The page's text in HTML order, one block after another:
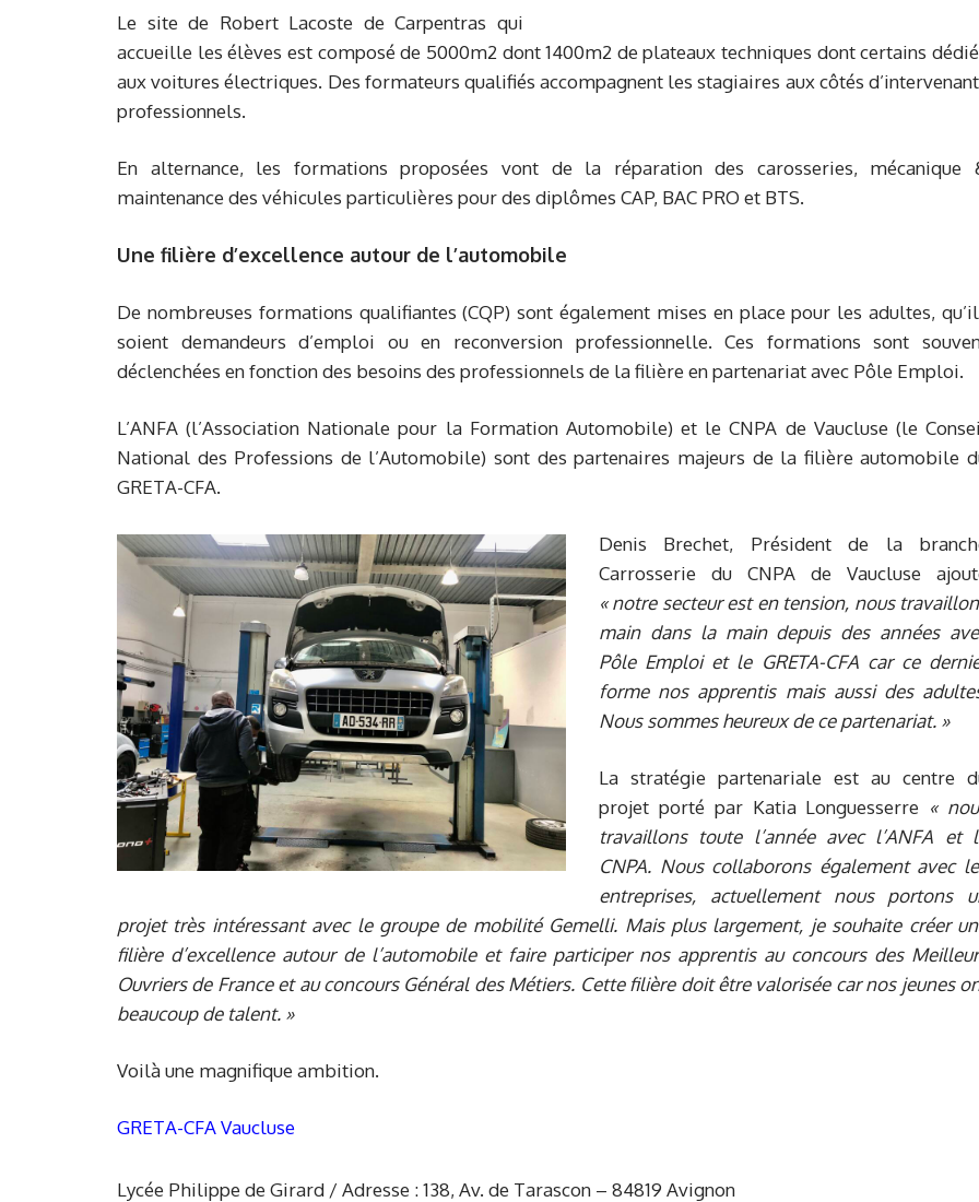
Le site de Robert Lacoste de Carpentras qui
accueille les élèves est composé de 5000m2 dont 1400m2 de plateaux techniques dont certains
aux voitures électriques. Des formateurs qualifiés accompagnent les stagiaires aux côtés
professionnels.
En alternance, les formations proposées vont de la réparation des carosseries, mécanique
maintenance des véhicules particulières pour des diplômes CAP, BAC PRO et BTS.
Une filière d’excellence autour de l’automobile
De nombreuses formations qualifiantes (CQP) sont également mises en place pour les adultes,
soient demandeurs d’emploi ou en reconversion professionnelle. Ces formations sont
déclenchées en fonction des besoins des professionnels de la filière en partenariat avec Pôle Emploi.
L’ANFA (l’Association Nationale pour la Formation Automobile) et le CNPA de Vaucluse (le
National des Professions de l’Automobile) sont des partenaires majeurs de la filière automobile
GRETA-CFA.
Denis Brechet, Président de la
Carrosserie du CNPA de Vaucluse
« notre secteur est en tension, nous
main dans la main depuis des années
Pôle Emploi et le GRETA-CFA car ce
forme nos apprentis mais aussi des
Nous sommes heureux de ce partenariat. »
La stratégie partenariale est au centre
projet porté par Katia Longuesserre «
travaillons toute l’année avec l’ANFA et
CNPA. Nous collaborons également avec
entreprises, actuellement nous portons
projet très intéressant avec le groupe de mobilité Gemelli. Mais plus largement, je souhaite créer
filière d’excellence autour de l’automobile et faire participer nos apprentis au concours des
Ouvriers de France et au concours Général des Métiers. Cette filière doit être valorisée car nos jeunes
beaucoup de talent. »
Voilà une magnifique ambition.
GRETA-CFA Vaucluse
Lycée Philippe de Girard / Adresse : 138, Av. de Tarascon – 84819 Avignon